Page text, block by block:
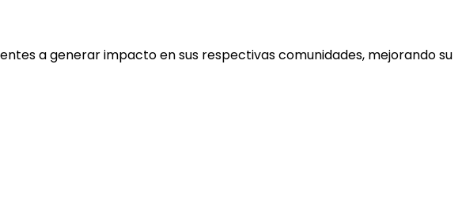
a generar impacto en sus respectivas comunidades, mejorando su